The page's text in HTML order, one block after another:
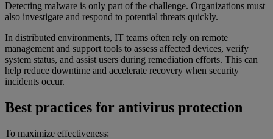
Detecting malware is only part of the challenge. Organizations must
also investigate and respond to potential threats quickly.
In distributed environments, IT teams often rely on remote
management and support tools to assess affected devices, verify
system status, and assist users during remediation efforts. This can
help reduce downtime and accelerate recovery when security
incidents occur.
Best practices for antivirus protection
To maximize effectiveness: